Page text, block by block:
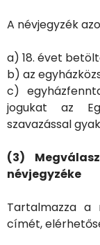
A névjegyzék
a) 18. évet
b) az
c)
jogukat az
szavazással
(3)
névjegyzéke
Tartalmazza a
címét,